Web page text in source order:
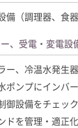
備（調理器、食
ー、受電・変電設
ー、冷温水発生
ポンプにインバ
御設備をチェッ
ドを管理・適正